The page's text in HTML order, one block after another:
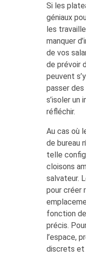
Si les
géniaux
les
manquer
de vos
de prévoir
peuvent
passer
s’isoler un
réfléchir.
Au cas où
de bureau
telle
cloisons
salvateur.
pour créer
fonction
précis.
l’espace,
discrets et